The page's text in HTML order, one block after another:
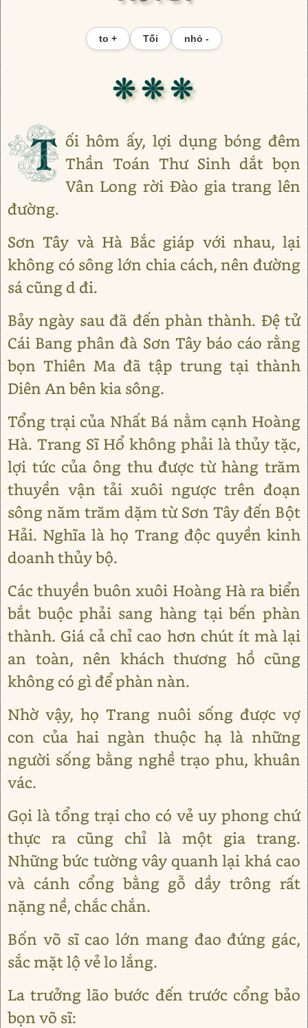
to + Tối nhỏ -
❊ ❊ ❊
T ối hôm ấy, lợi dụng bóng đêm
Thần Toán Thư Sinh dắt bọn
Vân Long rời Đào gia trang lên
đường.
Sơn Tây và Hà Bắc giáp với nhau, lại
không có sông lớn chia cách, nên đường
sá cũng d đi.
Bảy ngày sau đã đến phàn thành. Đệ tử
Cái Bang phân đà Sơn Tây báo cáo rằng
bọn Thiên Ma đã tập trung tại thành
Diên An bên kia sông.
Tổng trại của Nhất Bá nằm cạnh Hoàng
Hà. Trang Sĩ Hổ không phải là thủy tặc,
lợi tức của ông thu được từ hàng trăm
thuyền vận tải xuôi ngược trên đoạn
sông năm trăm dặm từ Sơn Tây đến Bột
Hải. Nghĩa là họ Trang độc quyền kinh
doanh thủy bộ.
Các thuyền buôn xuôi Hoàng Hà ra biển
bắt buộc phải sang hàng tại bến phàn
thành. Giá cả chỉ cao hơn chút ít mà lại
an toàn, nên khách thương hồ cũng
không có gì để phàn nàn.
Nhờ vậy, họ Trang nuôi sống được vợ
con của hai ngàn thuộc hạ là những
người sống bằng nghề trạo phu, khuân
vác.
Gọi là tổng trại cho có vẻ uy phong chứ
thực ra cũng chỉ là một gia trang.
Những bức tường vây quanh lại khá cao
và cánh cổng bằng gỗ dầy trông rất
nặng nề, chắc chắn.
Bốn võ sĩ cao lớn mang đao đứng gác,
sắc mặt lộ vẻ lo lắng.
La trưởng lão bước đến trước cổng bảo
bọn võ sĩ: